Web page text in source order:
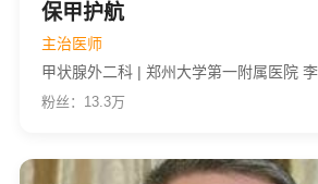
保甲护航
主治医师
甲状腺外二科 | 郑州大学第一附属医院
粉丝：13.3万